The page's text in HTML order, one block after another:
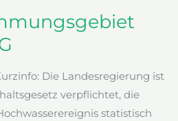
Die Landesregierung ist
verpflichtet, die
statistisch